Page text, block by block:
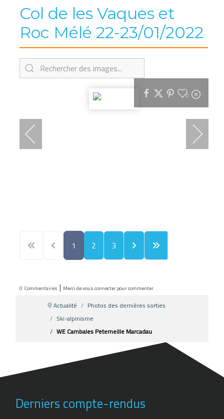
Col de les Vaques et
Roc Mélé 22-23/01/2022
0
1 2 3
0 Commentaires | Merci de vous connecter pour commenter
Actualité
Photos des dernières sorties
Ski-alpinisme
WE Cambales Peterneille Marcadau
Derniers compte-rendus